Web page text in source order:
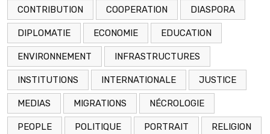
CONTRIBUTION COOPERATION DIASPORA
DIPLOMATIE ECONOMIE EDUCATION
ENVIRONNEMENT INFRASTRUCTURES
INSTITUTIONS INTERNATIONALE JUSTICE
MEDIAS MIGRATIONS NÉCROLOGIE
PEOPLE POLITIQUE PORTRAIT RELIGION